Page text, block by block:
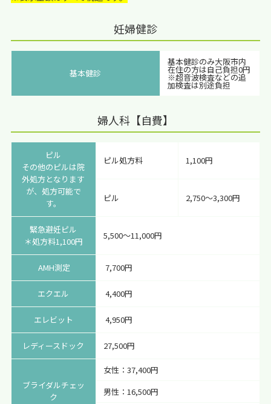
妊婦健診
基本健診
基本健診のみ大阪市内
在住の方は自己負担0円
※超音波検査などの追
加検査は別途負担
婦人科【自費】
ピル
その他のピルは院
外処方となります
が、処方可能で
す。
ピル処方料 1,100円
ピル 2,750～3,300円
緊急避妊ピル
＊処方料1,100円
5,500～11,000円
AMH測定 7,700円
エクエル 4,400円
エレビット 4,950円
レディースドック 27,500円
ブライダルチェッ
ク
女性：37,400円
男性：16,500円